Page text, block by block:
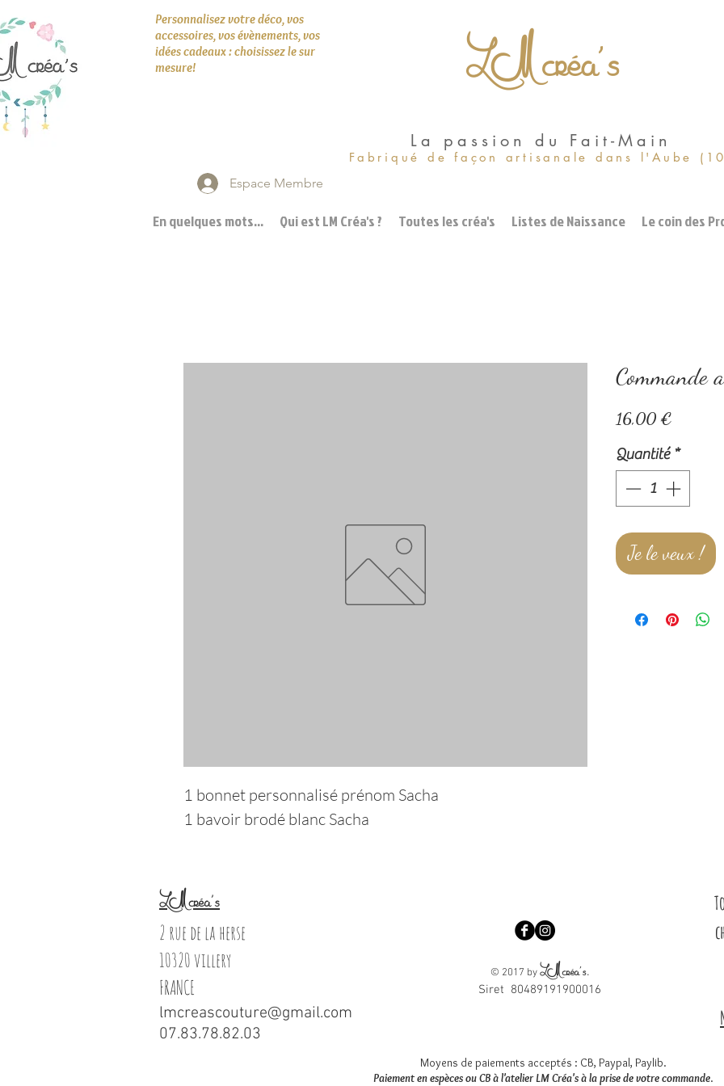
Personnalisez votre déco, vos
accessoires, vos évènements, vos
idées cadeaux : choisissez le sur
mesure!
LM créa's
La passion du Fait-Main
Fabriqué de façon artisanale dans l'Aube
Espace Membre
En quelques mots... Qui est LM Créa's ? Toutes les créa's Listes de Naissance Le coin des
1 bonnet personnalisé prénom Sacha
1 bavoir brodé blanc Sacha
Commande
16,00 €
Quantité *
Je le veux !
LM créa's
2 rue de la herse
10320 villery
FRANCE
lmcreascouture@gmail.com
07.83.78.82.03
© 2017 byLM créa's.
Siret 80489191900016
Moyens de paiements acceptés : CB, Paypal, Paylib.
Paiement en espèces ou CB à l'atelier LM Créa's à la prise de votre commande.